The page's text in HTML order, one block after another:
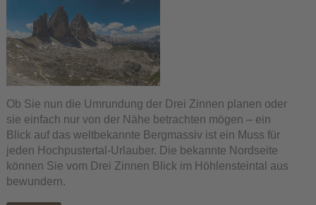
Ob Sie nun die Umrundung der Drei Zinnen planen oder
sie einfach nur von der Nähe betrachten mögen – ein
Blick auf das weltbekannte Bergmassiv ist ein Muss für
jeden Hochpustertal-Urlauber. Die bekannte Nordseite
können Sie vom Drei Zinnen Blick im Höhlensteintal aus
bewundern.